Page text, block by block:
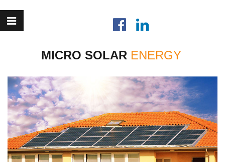
MICRO SOLAR